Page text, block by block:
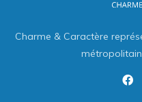
Charme & Caractère